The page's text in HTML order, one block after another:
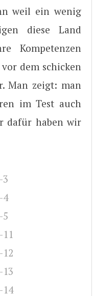
weil ein wenig
diese Land
Kompetenzen
dem schicken
Man zeigt: man
im Test auch
dafür haben wir